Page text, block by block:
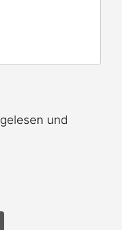
gelesen und